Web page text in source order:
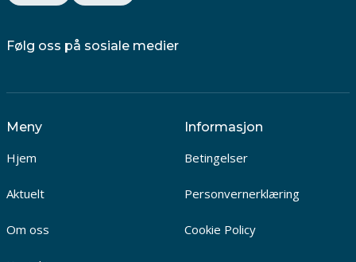
Følg oss på sosiale medier
Meny
Hjem
Aktuelt
Om oss
Informasjon
Betingelser
Personvernerklæring
Cookie Policy